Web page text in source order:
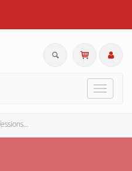
Toggle
and work